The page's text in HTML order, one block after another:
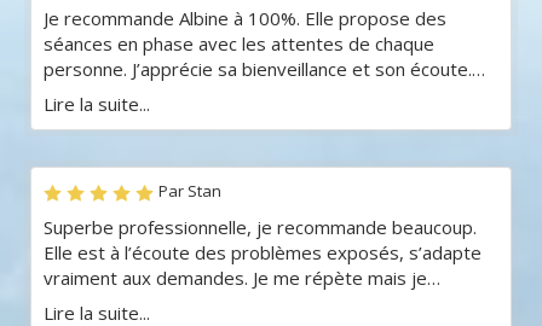
Je recommande Albine à 100%. Elle propose des
séances en phase avec les attentes de chaque
personne. J’apprécie sa bienveillance et son écoute.
Elle nous apprend aussi beaucoup de choses très
intéressantes !
Lire la suite...
Par Stan
Superbe professionnelle, je recommande beaucoup.
Elle est à l’écoute des problèmes exposés, s’adapte
vraiment aux demandes. Je me répète mais je
recommande fortement !
Lire la suite...